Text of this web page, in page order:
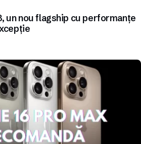
un nou flagship cu performanțe